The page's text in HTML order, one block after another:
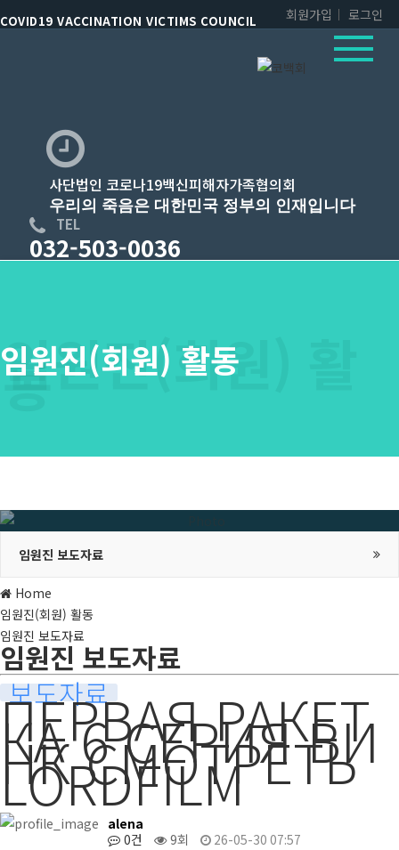
COVID19 VACCINATION VICTIMS COUNCIL 회원가입 로그인
사단법인 코로나19백신피해자가족협의회
우리의 죽음은 대한민국 정부의 인재입니다
TEL
032-503-0036
임원진(회원) 활동
임원진 보도자료
Home
임원진(회원) 활동
임원진 보도자료
임원진 보도자료
보도자료
ПЕРВАЯ РАКЕТ
КА 6 СЕРИЯ ВИ
НК СМОТРЕТЬ
LORDFILM
alena
0건
9회 26-05-30 07:57